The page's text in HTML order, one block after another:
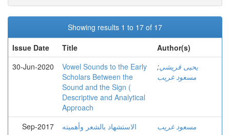
Showing results 1 to 17 of 17
Issue Date
Title
Author(s)
30-Jun-2020
Vowel Sounds to the Early
Scholars Between the
Sound and the Sign (
Descriptive and Analytical
Approach
يحيى قريشي;
مسعود غريب
Sep-2017 الاستشهاد بالشعر وأهميته
مسعود غريب